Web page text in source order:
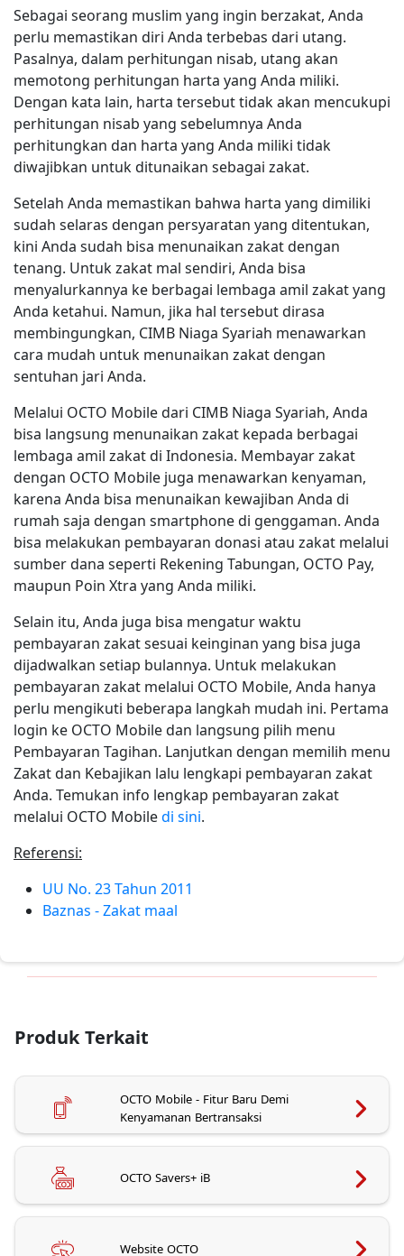
Sebagai seorang muslim yang ingin berzakat, Anda
perlu memastikan diri Anda terbebas dari utang.
Pasalnya, dalam perhitungan nisab, utang akan
memotong perhitungan harta yang Anda miliki.
Dengan kata lain, harta tersebut tidak akan mencukupi
perhitungan nisab yang sebelumnya Anda
perhitungkan dan harta yang Anda miliki tidak
diwajibkan untuk ditunaikan sebagai zakat.
Setelah Anda memastikan bahwa harta yang dimiliki
sudah selaras dengan persyaratan yang ditentukan,
kini Anda sudah bisa menunaikan zakat dengan
tenang. Untuk zakat mal sendiri, Anda bisa
menyalurkannya ke berbagai lembaga amil zakat yang
Anda ketahui. Namun, jika hal tersebut dirasa
membingungkan, CIMB Niaga Syariah menawarkan
cara mudah untuk menunaikan zakat dengan
sentuhan jari Anda.
Melalui OCTO Mobile dari CIMB Niaga Syariah, Anda
bisa langsung menunaikan zakat kepada berbagai
lembaga amil zakat di Indonesia. Membayar zakat
dengan OCTO Mobile juga menawarkan kenyaman,
karena Anda bisa menunaikan kewajiban Anda di
rumah saja dengan smartphone di genggaman. Anda
bisa melakukan pembayaran donasi atau zakat melalui
sumber dana seperti Rekening Tabungan, OCTO Pay,
maupun Poin Xtra yang Anda miliki.
Selain itu, Anda juga bisa mengatur waktu
pembayaran zakat sesuai keinginan yang bisa juga
dijadwalkan setiap bulannya. Untuk melakukan
pembayaran zakat melalui OCTO Mobile, Anda hanya
perlu mengikuti beberapa langkah mudah ini. Pertama
login ke OCTO Mobile dan langsung pilih menu
Pembayaran Tagihan. Lanjutkan dengan memilih menu
Zakat dan Kebajikan lalu lengkapi pembayaran zakat
Anda. Temukan info lengkap pembayaran zakat
melalui OCTO Mobiledi sini.
Referensi:
UU No. 23 Tahun 2011
Baznas - Zakat maal
Produk Terkait
OCTO Mobile - Fitur Baru Demi
Kenyamanan Bertransaksi
OCTO Savers+ iB
Website OCTO